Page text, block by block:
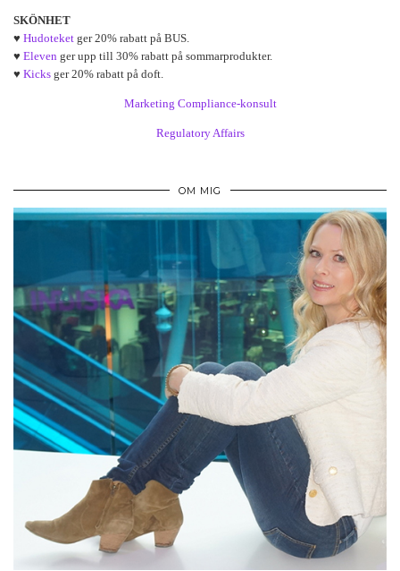
SKÖNHET
♥ Hudoteket ger 20% rabatt på BUS.
♥ Eleven ger upp till 30% rabatt på sommarprodukter.
♥ Kicks ger 20% rabatt på doft.
Marketing Compliance-konsult
Regulatory Affairs
OM MIG